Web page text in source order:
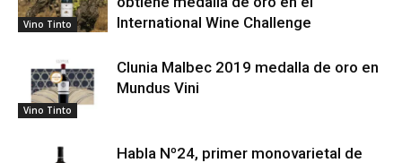
Vino Tinto
International Wine Challenge
Vino Tinto
Clunia Malbec 2019 medalla de oro en
Mundus Vini
Habla Nº24, primer monovarietal de